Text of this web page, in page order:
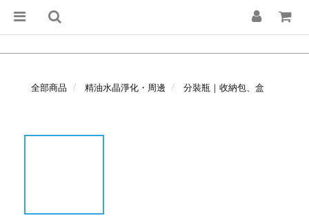
全部商品 精油水晶淨化・周邊 分裝瓶｜收納包、盒